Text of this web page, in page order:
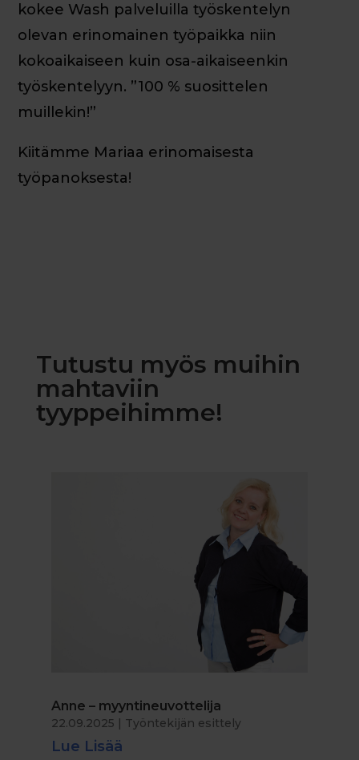
kokee Wash palveluilla työskentelyn
olevan erinomainen työpaikka niin
kokoaikaiseen kuin osa-aikaiseenkin
työskentelyyn. ”100 % suosittelen
muillekin!”
Kiitämme Mariaa erinomaisesta
työpanoksesta!
Tutustu myös muihin
mahtaviin
tyyppeihimme!
Anne – myyntineuvottelija
22.09.2025 | Työntekijän esittely
Lue Lisää